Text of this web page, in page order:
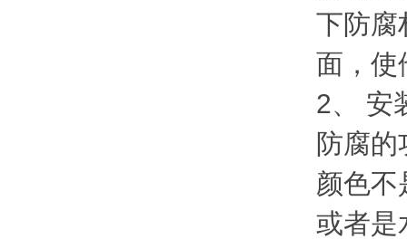
下防腐
面，使
2、 安
防腐
颜色不
或者是